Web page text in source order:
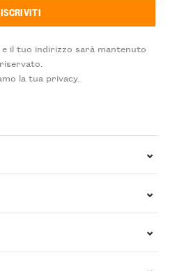
il tuo indirizzo sarà mantenuto
riservato.
la tua privacy.